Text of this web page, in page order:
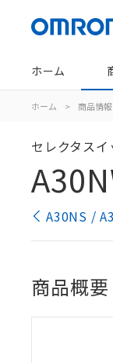
ホーム
ホーム > 商品情報
セレクタスイ
A30NS /
商品概要